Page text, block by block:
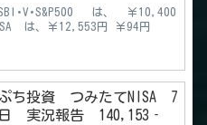
･V･S&P500 は、 ￥10,400
は、￥12,553円 ￥94円
ち投資 つみたてNISA 7
日 実況報告 140,153‐